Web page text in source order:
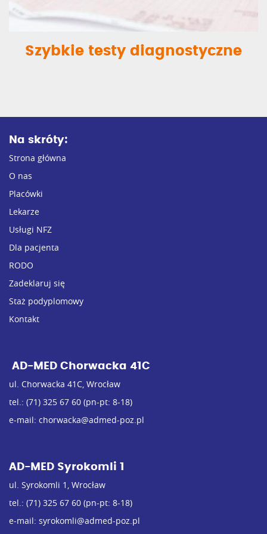
Szybkie testy diagnostyczne
Na skróty:
Strona główna
O nas
Placówki
Lekarze
Usługi NFZ
Dla pacjenta
RODO
Zadeklaruj się
Staż podyplomowy
Kontakt
AD-MED Chorwacka 41C
ul. Chorwacka 41C, Wrocław
tel.: (71) 325 67 60 (pn-pt: 8-18)
e-mail: chorwacka@admed-poz.pl
AD-MED Syrokomli 1
ul. Syrokomli 1, Wrocław
tel.: (71) 325 67 60 (pn-pt: 8-18)
e-mail: syrokomli@admed-poz.pl